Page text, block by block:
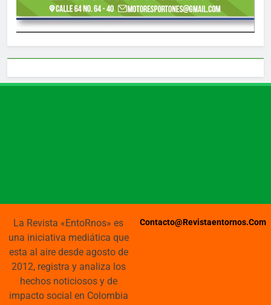
La Revista «EntoRnos» es
una iniciativa mediática que
esta al aire desde agosto de
2012, registra y analiza los
hechos noticiosos y de
impacto social en Colombia
Contacto@revistaentornos.com